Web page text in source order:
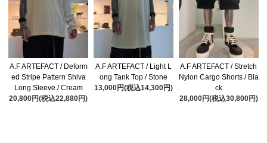
A.F ARTEFACT / Deform
ed Stripe Pattern Shiva
Long Sleeve / Cream
20,800円(税込22,880円)
A.F ARTEFACT / Light L
ong Tank Top / Stone
13,000円(税込14,300円)
A.F ARTEFACT / Stretch
Nylon Cargo Shorts / Bla
ck
28,000円(税込30,800円)